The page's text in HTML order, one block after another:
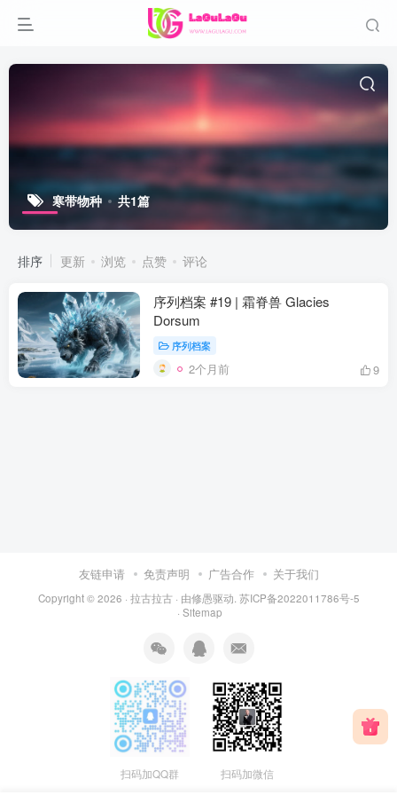
寒带物种 共1篇
排序 更新 浏览 点赞 评论
序列档案 #19 | 霜脊兽 Glacies
Dorsum
序列档案
2个月前 9
友链申请 免责声明 广告合作 关于我们
Copyright © 2026 · 拉古拉古 · 由修愚驱动. 苏ICP备2022011786号-5
· Sitemap
扫码加QQ群 扫码加微信